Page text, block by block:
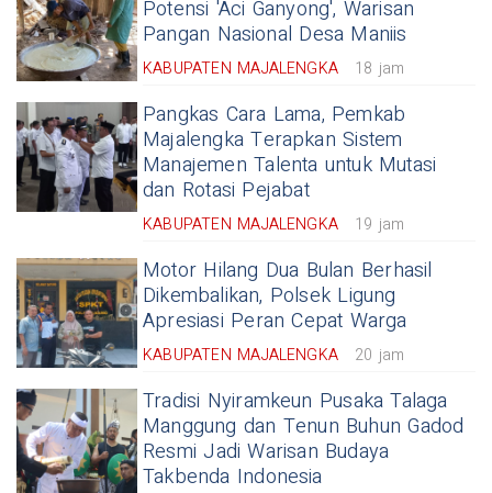
Potensi 'Aci Ganyong', Warisan
Pangan Nasional Desa Maniis
KABUPATEN MAJALENGKA 18 jam
Pangkas Cara Lama, Pemkab
Majalengka Terapkan Sistem
Manajemen Talenta untuk Mutasi
dan Rotasi Pejabat
KABUPATEN MAJALENGKA 19 jam
Motor Hilang Dua Bulan Berhasil
Dikembalikan, Polsek Ligung
Apresiasi Peran Cepat Warga
KABUPATEN MAJALENGKA 20 jam
Tradisi Nyiramkeun Pusaka Talaga
Manggung dan Tenun Buhun Gadod
Resmi Jadi Warisan Budaya
Takbenda Indonesia